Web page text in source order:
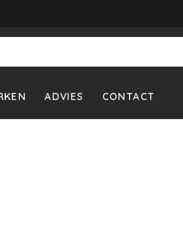
ADVIES CONTACT